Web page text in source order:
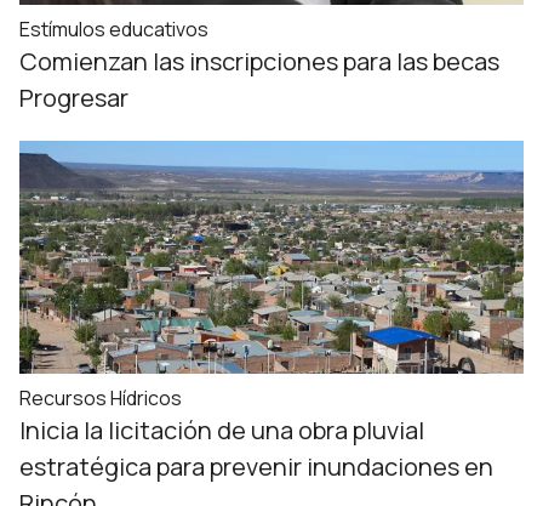
Estímulos educativos
Comienzan las inscripciones para las becas
Progresar
Recursos Hídricos
Inicia la licitación de una obra pluvial
estratégica para prevenir inundaciones en